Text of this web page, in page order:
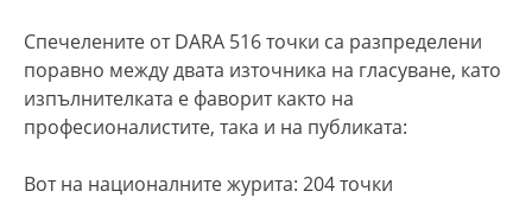
Спечелените от DARA 516 точки са разпределени
поравно между двата източника на гласуване, като
изпълнителката е фаворит както на
професионалистите, така и на публиката:
Вот на националните журита: 204 точки